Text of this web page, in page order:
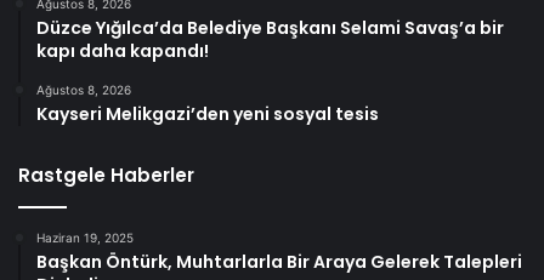
Ağustos 8, 2026
Düzce Yığılca’da Belediye Başkanı Selami Savaş’a bir
kapı daha kapandı!
Ağustos 8, 2026
Kayseri Melikgazi’den yeni sosyal tesis
Rastgele Haberler
Haziran 19, 2025
Başkan Öntürk, Muhtarlarla Bir Araya Gelerek Talepleri